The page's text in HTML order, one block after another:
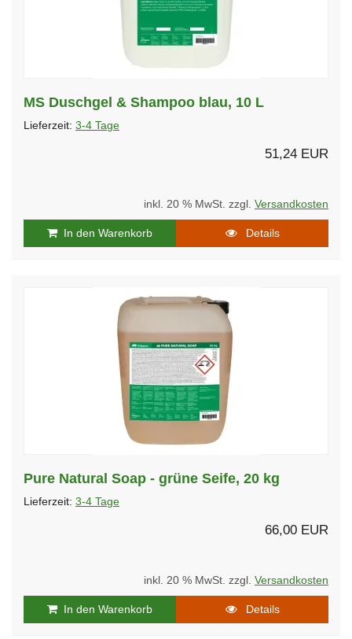
MS Duschgel & Shampoo blau, 10 L
Lieferzeit: 3-4 Tage
51,24 EUR
inkl. 20 % MwSt. zzgl. Versandkosten
In den Warenkorb Details
Pure Natural Soap - grüne Seife, 20 kg
Lieferzeit: 3-4 Tage
66,00 EUR
inkl. 20 % MwSt. zzgl. Versandkosten
In den Warenkorb Details